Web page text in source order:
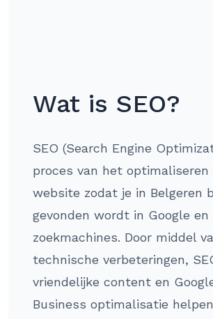
Wat is SEO?
SEO (Search Engine
proces van het optimaliseren
website zodat je in Belgeren
gevonden wordt in Google en
zoekmachines. Door middel
technische verbeteringen,
vriendelijke content en
Business optimalisatie